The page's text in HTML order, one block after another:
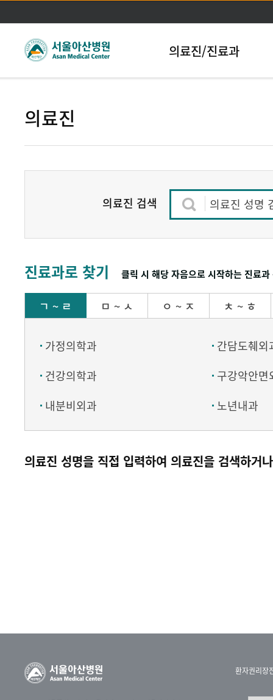
본문바로가기
의료진/진료과
의료진
의료진 검색 의료진 성명
진료과로 찾기 클릭 시 해당 자음으로 시작하는 진료
ㄱ ~ ㄹ ㅁ ~ ㅅ ㅇ ~ ㅈ ㅊ ~ ㅎ
가정의학과
간담도췌외
건강의학과
구강악안면
내분비외과
노년내과
의료진 성명을 직접 입력하여 의료진을 검색하거
환자권리장